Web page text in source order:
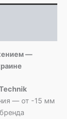
—
— от -15 мм